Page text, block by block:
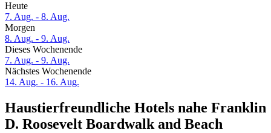
Heute
7. Aug. - 8. Aug.
Morgen
8. Aug. - 9. Aug.
Dieses Wochenende
7. Aug. - 9. Aug.
Nächstes Wochenende
14. Aug. - 16. Aug.
Haustierfreundliche Hotels nahe Franklin
D. Roosevelt Boardwalk and Beach